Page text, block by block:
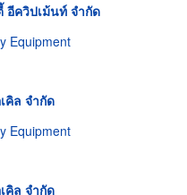
อีควิปเม้นท์ จำกัด
Equipment
คิล จำกัด
Equipment
คิล จำกัด